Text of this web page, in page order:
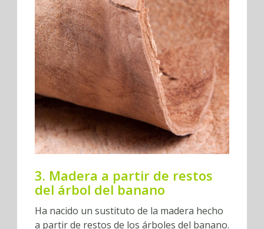
3. Madera a partir de restos
del árbol del banano
Ha nacido un sustituto de la madera hecho
a partir de restos de los árboles del banano.